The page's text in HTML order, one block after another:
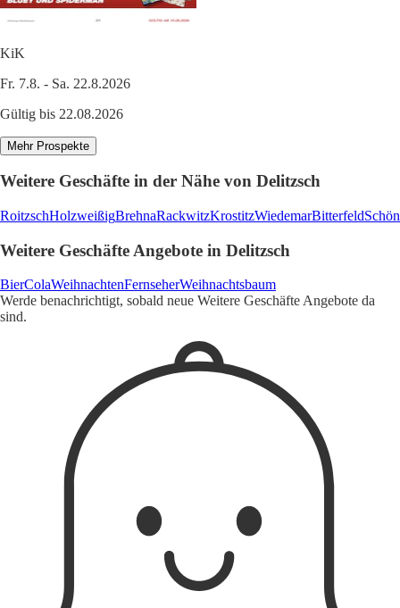
KiK
Fr. 7.8. - Sa. 22.8.2026
Gültig bis 22.08.2026
Mehr Prospekte
Weitere Geschäfte in der Nähe von Delitzsch
RoitzschHolzweißigBrehnaRackwitzKrostitzWiedemarBitterfeld
Weitere Geschäfte Angebote in Delitzsch
BierColaWeihnachtenFernseherWeihnachtsbaum
Werde benachrichtigt, sobald neue Weitere Geschäfte Angebote da
sind.